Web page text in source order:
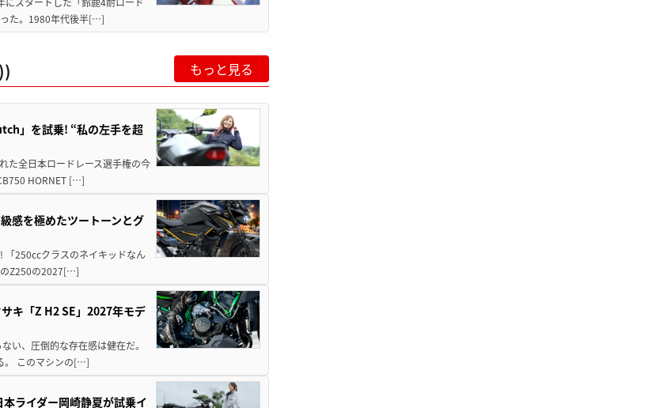
った。1980年代後半[…]
もっと見る
」を試乗! “私の左手を超
た全日本ロードレース選手権の今
HORNET […]
感を極めたツートーンとグ
「250ccクラスのネイキッドなん
のZ250の2027[…]
キ「Z H2 SE」2027年モデ
い、圧倒的な存在感は健在だ。
。 このマシンの[…]
ライダー岡崎静夏が試乗イ